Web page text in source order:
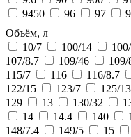
9450
96 97
Объём, л
10/7
100/14
107/8.7
109/46 109/
115/7
116 116/8.7
122/15
123/7 125/13
129
13 130/32
14
14.4 140
148/7.4
149/5 15